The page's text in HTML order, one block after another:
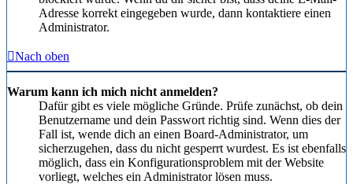
Adresse korrekt eingegeben wurde, dann kontaktiere einen
Administrator.
Nach oben
Warum kann ich mich nicht anmelden?
Dafür gibt es viele mögliche Gründe. Prüfe zunächst, ob dein
Benutzername und dein Passwort richtig sind. Wenn dies der
Fall ist, wende dich an einen Board-Administrator, um
sicherzugehen, dass du nicht gesperrt wurdest. Es ist ebenfalls
möglich, dass ein Konfigurationsproblem mit der Website
vorliegt, welches ein Administrator lösen muss.